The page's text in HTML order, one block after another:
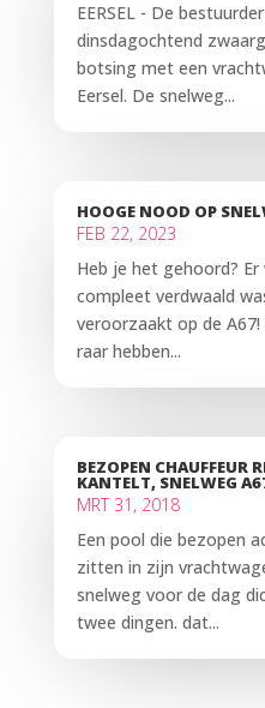
EERSEL - De
dinsdagochtend
botsing met een
Eersel. De snelweg...
HOOGE NOOD OP
FEB 22, 2023
Heb je het gehoord? Er
compleet verdwaald
veroorzaakt op de
raar hebben...
BEZOPEN CHAUFFEUR
KANTELT, SNELWEG
MRT 31, 2018
Een pool die bezopen
zitten in zijn
snelweg voor de dag
twee dingen. dat...